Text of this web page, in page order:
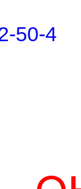
50-4